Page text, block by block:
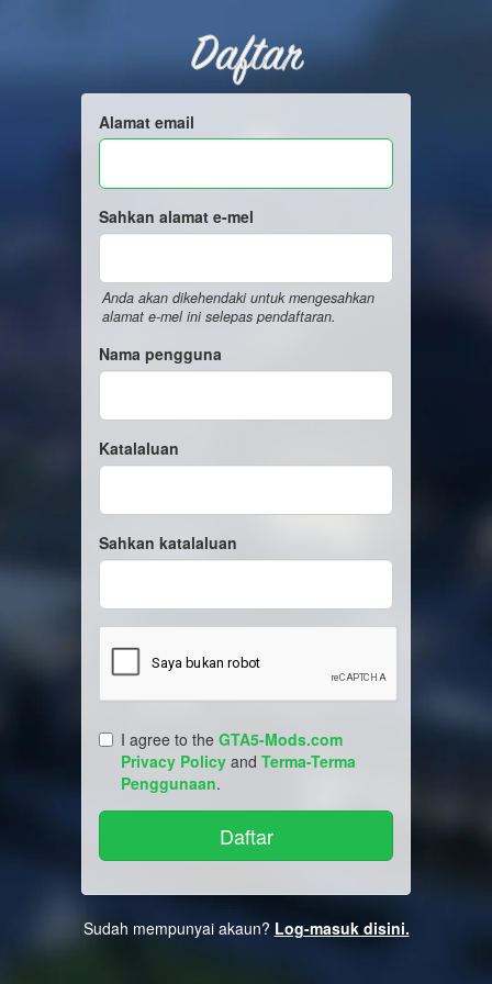
Daftar
Alamat email
Sahkan alamat e-mel
Anda akan dikehendaki untuk mengesahkan
alamat e-mel ini selepas pendaftaran.
Nama pengguna
Katalaluan
Sahkan katalaluan
I agree to the GTA5-Mods.com
Privacy Policy and Terma-Terma
Penggunaan.
Sudah mempunyai akaun? Log-masuk disini.